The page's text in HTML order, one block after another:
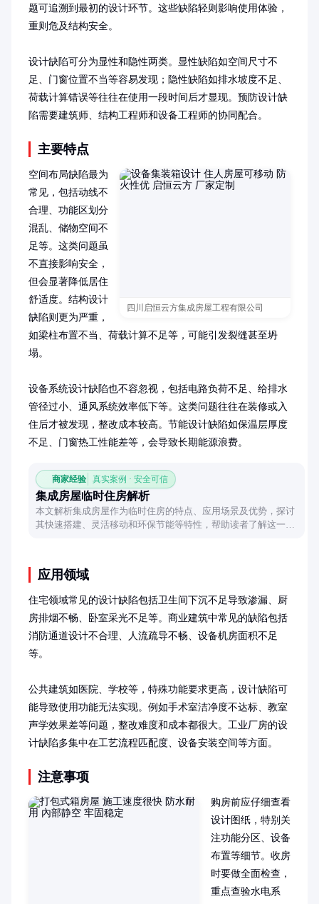
题可追溯到最初的设计环节。这些缺陷轻则影响使用体验，
重则危及结构安全。
设计缺陷可分为显性和隐性两类。显性缺陷如空间尺寸不
足、门窗位置不当等容易发现；隐性缺陷如排水坡度不足、
荷载计算错误等往往在使用一段时间后才显现。预防设计缺
陷需要建筑师、结构工程师和设备工程师的协同配合。
主要特点
四川启恒云方集成房屋工程有限公司
空间布局缺陷最为
常见，包括动线不
合理、功能区划分
混乱、储物空间不
足等。这类问题虽
不直接影响安全，
但会显著降低居住
舒适度。结构设计
缺陷则更为严重，
如梁柱布置不当、荷载计算不足等，可能引发裂缝甚至坍
塌。
设备系统设计缺陷也不容忽视，包括电路负荷不足、给排水
管径过小、通风系统效率低下等。这类问题往往在装修或入
住后才被发现，整改成本较高。节能设计缺陷如保温层厚度
不足、门窗热工性能差等，会导致长期能源浪费。
商家经验 真实案例 · 安全可信
集成房屋临时住房解析
本文解析集成房屋作为临时住房的特点、应用场景及优势，探讨
其快速搭建、灵活移动和环保节能等特性，帮助读者了解这一现
应用领域
住宅领域常见的设计缺陷包括卫生间下沉不足导致渗漏、厨
房排烟不畅、卧室采光不足等。商业建筑中常见的缺陷包括
消防通道设计不合理、人流疏导不畅、设备机房面积不足
等。
公共建筑如医院、学校等，特殊功能要求更高，设计缺陷可
能导致使用功能无法实现。例如手术室洁净度不达标、教室
声学效果差等问题，整改难度和成本都很大。工业厂房的设
计缺陷多集中在工艺流程匹配度、设备安装空间等方面。
注意事项
购房前应仔细查看
设计图纸，特别关
注功能分区、设备
布置等细节。收房
时要做全面检查，
重点查验水电系